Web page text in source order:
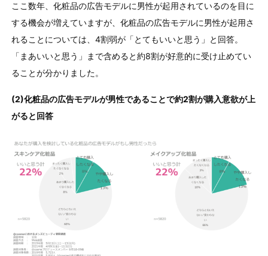
ここ数年、化粧品の広告モデルに男性が起用されているのを目に
する機会が増えていますが、化粧品の広告モデルに男性が起用さ
れることについては、4割弱が「とてもいいと思う」と回答。
「まあいいと思う」まで含めると約8割が好意的に受け止めてい
ることが分かりました。
(2)化粧品の広告モデルが男性であることで約2割が購入意欲が上
がると回答